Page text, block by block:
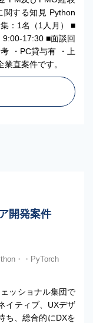
関する知見 Python
：1名（1人月） ■
17:30 ■面談回
・PC貸与有 ・上
直案件です。
開発案件
・・PyTorch
ッショナル集団で
イティブ、UXデザ
ち、総合的にDXを